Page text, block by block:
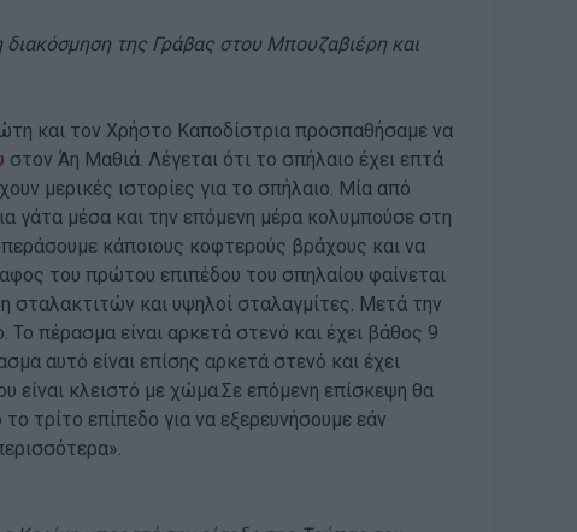
της Γράβας στου Μπουζαβιέρη και
και τον Χρήστο Καποδίστρια προσπαθήσαμε να
στον Άη Μαθιά. Λέγεται ότι το σπήλαιο έχει επτά
μερικές ιστορίες για το σπήλαιο. Μία από
γάτα μέσα και την επόμενη μέρα κολυμπούσε στη
κάποιους κοφτερούς βράχους και να
του πρώτου επιπέδου του σπηλαίου φαίνεται
σταλακτιτών και υψηλοί σταλαγμίτες. Μετά την
Το πέρασμα είναι αρκετά στενό και έχει βάθος 9
αυτό είναι επίσης αρκετά στενό και έχει
είναι κλειστό με χώμα.Σε επόμενη επίσκεψη θα
τρίτο επίπεδο για να εξερευνήσουμε εάν